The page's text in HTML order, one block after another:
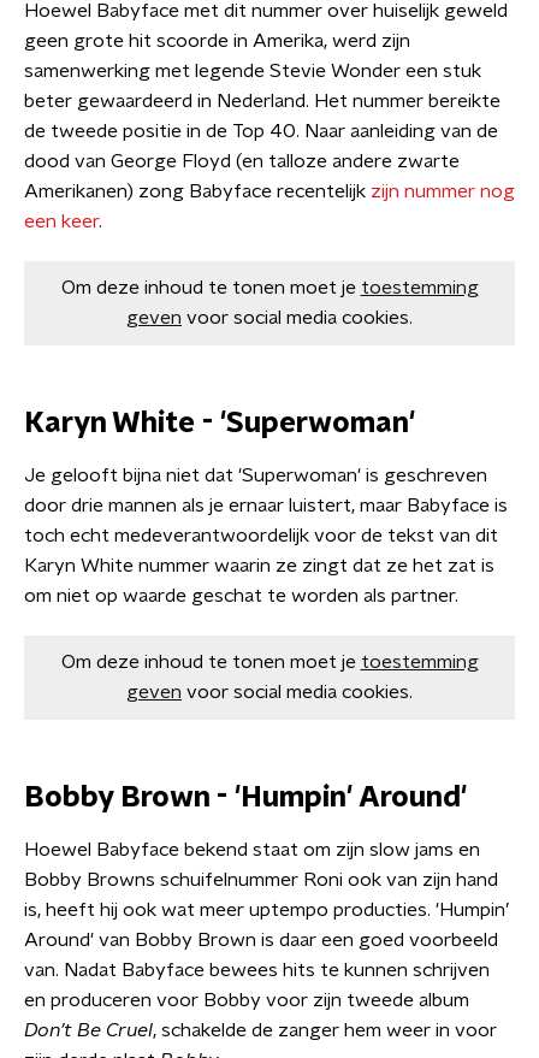
Hoewel Babyface met dit nummer over huiselijk geweld
geen grote hit scoorde in Amerika, werd zijn
samenwerking met legende Stevie Wonder een stuk
beter gewaardeerd in Nederland. Het nummer bereikte
de tweede positie in de Top 40. Naar aanleiding van de
dood van George Floyd (en talloze andere zwarte
Amerikanen) zong Babyface recentelijk zijn nummer nog
een keer.
Om deze inhoud te tonen moet je toestemming
geven voor social media cookies.
Karyn White - 'Superwoman'
Je gelooft bijna niet dat 'Superwoman' is geschreven
door drie mannen als je ernaar luistert, maar Babyface is
toch echt medeverantwoordelijk voor de tekst van dit
Karyn White nummer waarin ze zingt dat ze het zat is
om niet op waarde geschat te worden als partner.
Om deze inhoud te tonen moet je toestemming
geven voor social media cookies.
Bobby Brown - 'Humpin' Around'
Hoewel Babyface bekend staat om zijn slow jams en
Bobby Browns schuifelnummer Roni ook van zijn hand
is, heeft hij ook wat meer uptempo producties. 'Humpin’
Around' van Bobby Brown is daar een goed voorbeeld
van. Nadat Babyface bewees hits te kunnen schrijven
en produceren voor Bobby voor zijn tweede album
Don’t Be Cruel, schakelde de zanger hem weer in voor